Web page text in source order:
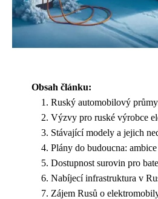
Obsah článku:
Ruský automobilový
Výzvy pro ruské výrobce
Stávající modely a jejich
Plány do budoucna:
Dostupnost surovin pro
Nabíjecí infrastruktura v
Zájem Rusů o